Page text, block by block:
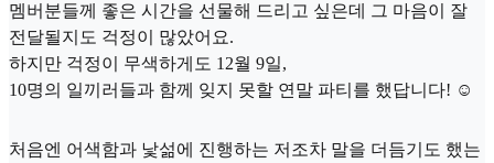
멤버분들께 좋은 시간을 선물해 드리고 싶은데 그 마음이 잘
전달될지도 걱정이 많았어요.
하지만 걱정이 무색하게도 12월 9일,
10명의 일끼러들과 함께 잊지 못할 연말 파티를 했답니다! ☺️
처음엔 어색함과 낯섦에 진행하는 저조차 말을 더듬기도 했는